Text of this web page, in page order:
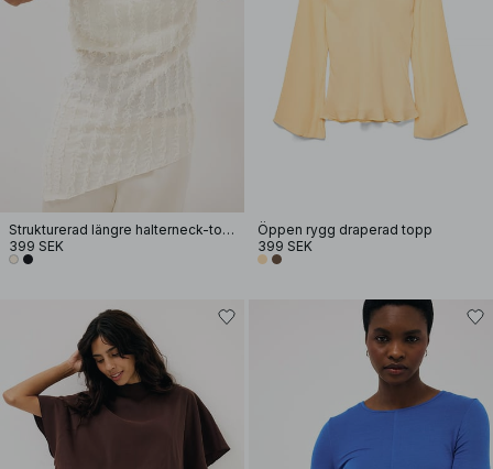
Strukturerad längre halterneck-topp
399 SEK
Öppen rygg draperad topp
399 SEK